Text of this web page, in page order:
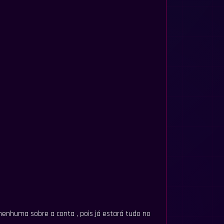
sobre a conta , pois já estará tudo no